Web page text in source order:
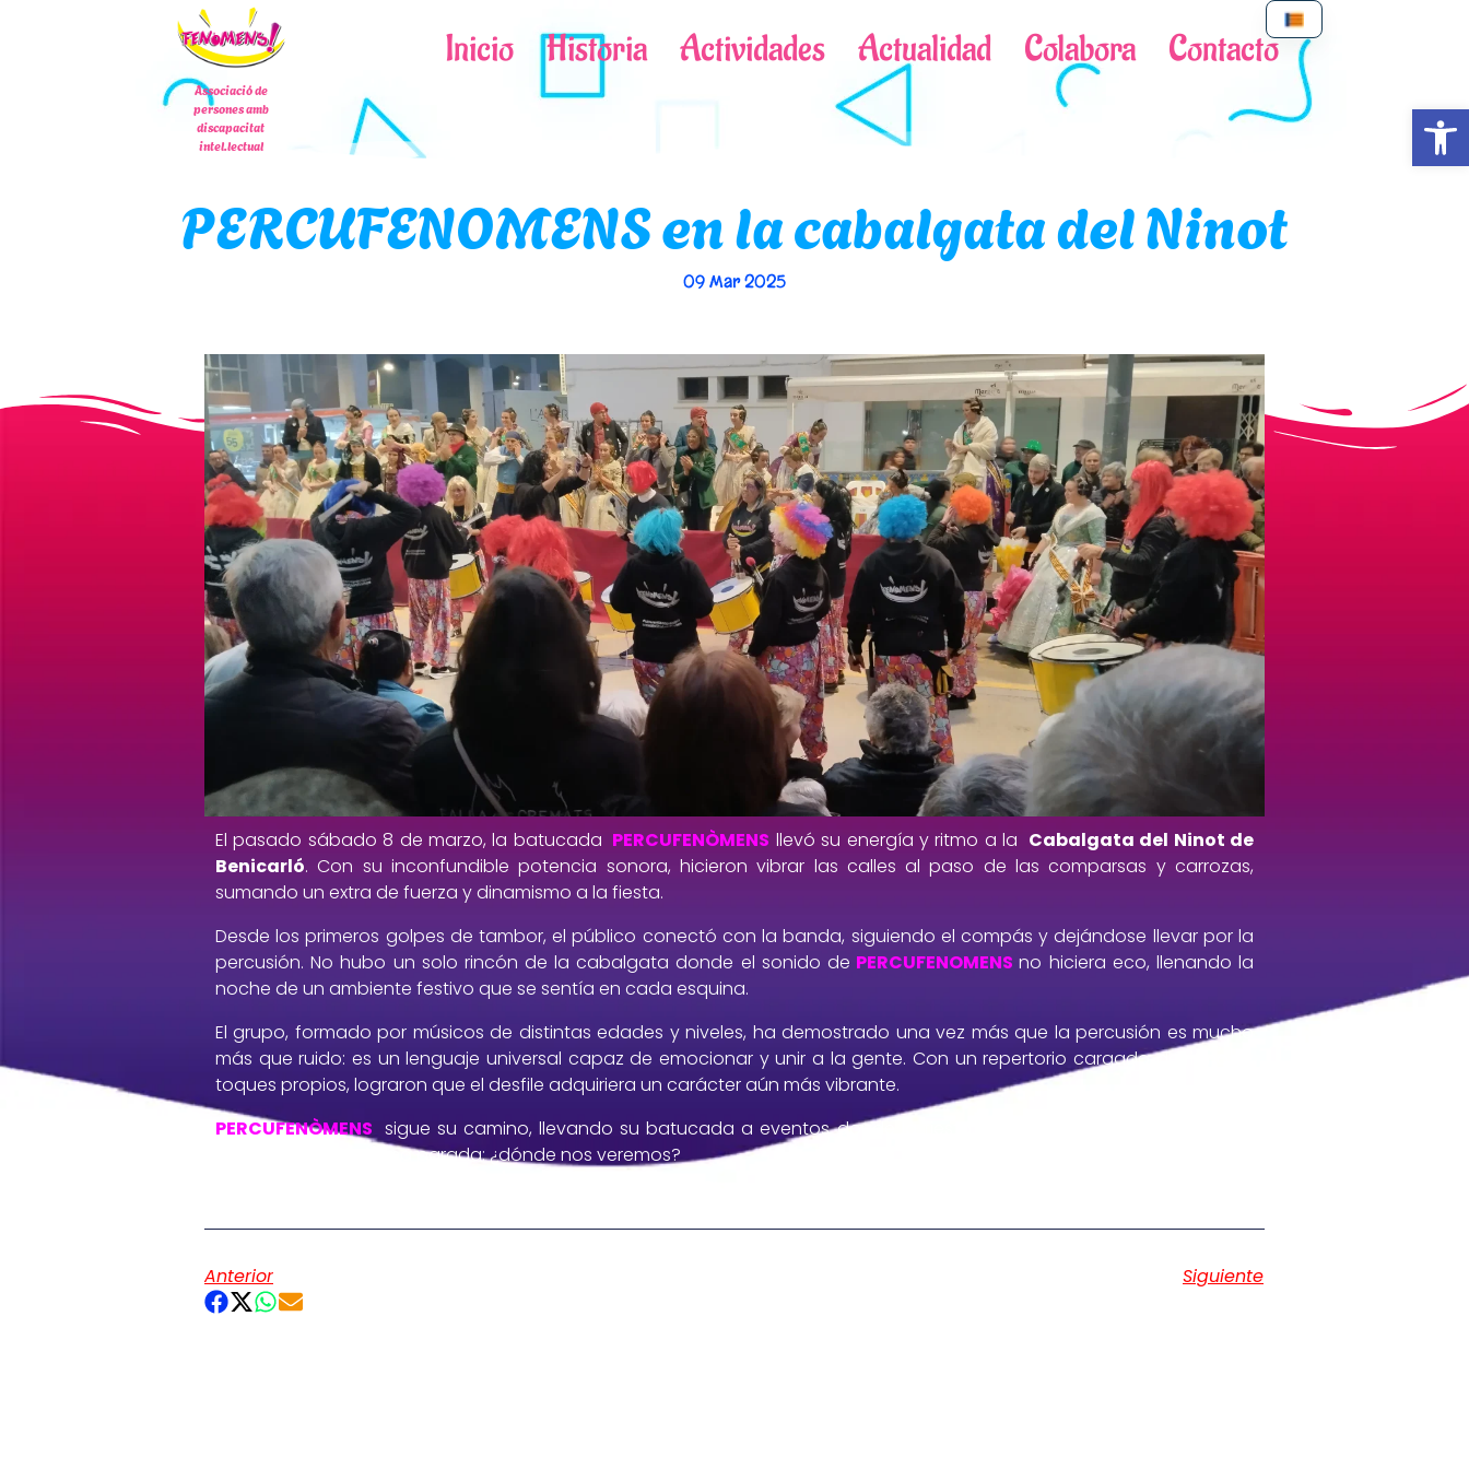
Associació de
persones amb
discapacitat
intel.lectual
Inicio Historia Actividades Actualidad Colabora Contacto
PERCUFENOMENS en la cabalgata del Ninot
09 Mar 2025
El pasado sábado 8 de marzo, la batucada PERCUFENÒMENS llevó su energía y ritmo a la Cabalgata del Ninot de
Benicarló. Con su inconfundible potencia sonora, hicieron vibrar las calles al paso de las comparsas y carrozas,
sumando un extra de fuerza y dinamismo a la fiesta.
Desde los primeros golpes de tambor, el público conectó con la banda, siguiendo el compás y dejándose llevar por la
percusión. No hubo un solo rincón de la cabalgata donde el sonido de PERCUFENOMENS no hiciera eco, llenando la
noche de un ambiente festivo que se sentía en cada esquina.
El grupo, formado por músicos de distintas edades y niveles, ha demostrado una vez más que la percusión es mucho
más que ruido: es un lenguaje universal capaz de emocionar y unir a la gente. Con un repertorio cargado de ritmos y
toques propios, lograron que el desfile adquiriera un carácter aún más vibrante.
PERCUFENÒMENS sigue su camino, llevando su batucada a eventos donde la fiesta, la inclusión y la música son los
protagonistas. Próxima parada: ¿dónde nos veremos?
Anterior Siguiente